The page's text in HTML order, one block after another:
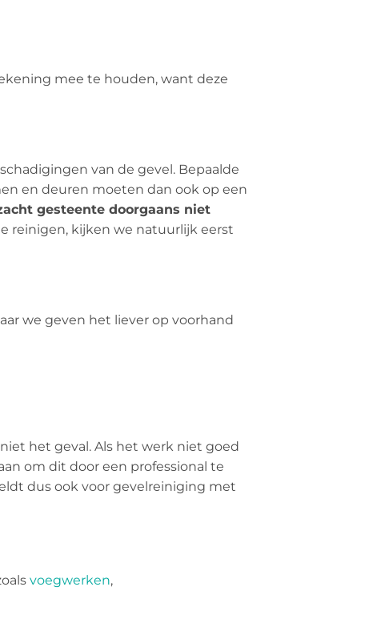
mee te houden, want deze
van de gevel. Bepaalde
en deuren moeten dan ook op een
gesteente doorgaans niet
reinigen, kijken we natuurlijk eerst
we geven het liever op voorhand
het geval. Als het werk niet goed
om dit door een professional te
dus ook voor gevelreiniging met
voegwerken,